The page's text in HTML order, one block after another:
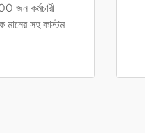
জন কর্মচারী
সহ কাস্টম